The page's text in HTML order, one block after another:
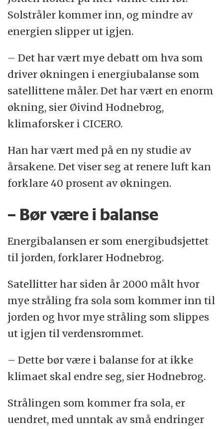
Solstråler kommer inn, og mindre av
energien slipper ut igjen.
– Det har vært mye debatt om hva som
driver økningen i energiubalanse som
satellittene måler. Det har vært en enorm
økning, sier Øivind Hodnebrog,
klimaforsker i CICERO.
Han har vært med på en ny studie av
årsakene. Det viser seg at renere luft kan
forklare 40 prosent av økningen.
– Bør være i balanse
Energibalansen er som energibudsjettet
til jorden, forklarer Hodnebrog.
Satellitter har siden år 2000 målt hvor
mye stråling fra sola som kommer inn til
jorden og hvor mye stråling som slippes
ut igjen til verdensrommet.
– Dette bør være i balanse for at ikke
klimaet skal endre seg, sier Hodnebrog.
Strålingen som kommer fra sola, er
uendret, med unntak av små endringer